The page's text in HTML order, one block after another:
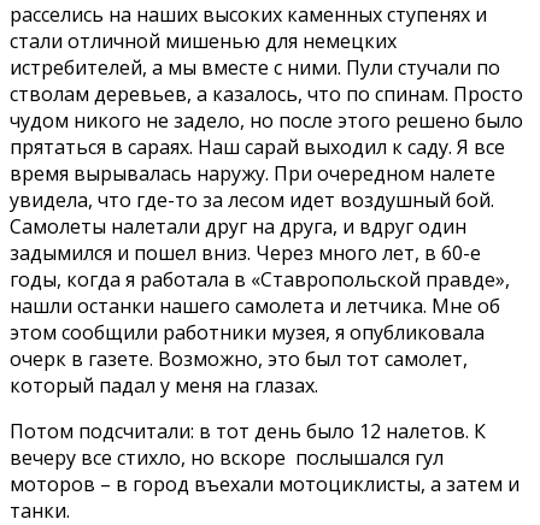
расселись на наших высоких каменных ступенях и
стали отличной мишенью для немецких
истребителей, а мы вместе с ними. Пули стучали по
стволам деревьев, а казалось, что по спинам. Просто
чудом никого не задело, но после этого решено было
прятаться в сараях. Наш сарай выходил к саду. Я все
время вырывалась наружу. При очередном налете
увидела, что где-то за лесом идет воздушный бой.
Самолеты налетали друг на друга, и вдруг один
задымился и пошел вниз. Через много лет, в 60-е
годы, когда я работала в «Ставропольской правде»,
нашли останки нашего самолета и летчика. Мне об
этом сообщили работники музея, я опубликовала
очерк в газете. Возможно, это был тот самолет,
который падал у меня на глазах.
Потом подсчитали: в тот день было 12 налетов. К
вечеру все стихло, но вскоре послышался гул
моторов – в город въехали мотоциклисты, а затем и
танки.